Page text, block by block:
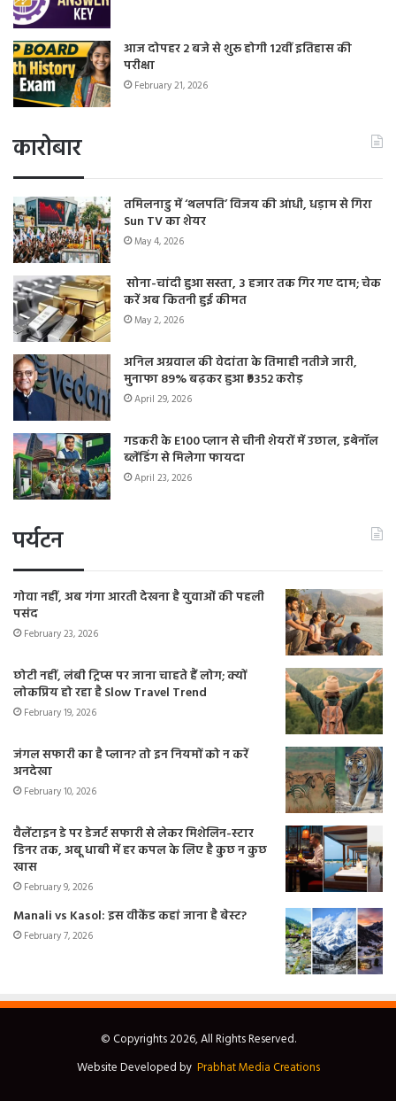
आज दोपहर 2 बजे से शुरू होगी 12वीं इतिहास की
परीक्षा
February 21, 2026
कारोबार
तमिलनाडु में ‘थलपति’ विजय की आंधी, धड़ाम से गिरा
Sun TV का शेयर
May 4, 2026
सोना-चांदी हुआ सस्ता, 3 हजार तक गिर गए दाम; चेक
करें अब कितनी हुई कीमत
May 2, 2026
अनिल अग्रवाल की वेदांता के तिमाही नतीजे जारी,
मुनाफा 89% बढ़कर हुआ ₹9352 करोड़
April 29, 2026
गडकरी के E100 प्लान से चीनी शेयरों में उछाल, इथेनॉल
ब्लेंडिंग से मिलेगा फायदा
April 23, 2026
पर्यटन
गोवा नहीं, अब गंगा आरती देखना है युवाओं की पहली
पसंद
February 23, 2026
छोटी नहीं, लंबी ट्रिप्स पर जाना चाहते हैं लोग; क्यों
लोकप्रिय हो रहा है Slow Travel Trend
February 19, 2026
जंगल सफारी का है प्लान? तो इन नियमों को न करें
अनदेखा
February 10, 2026
वैलेंटाइन डे पर डेजर्ट सफारी से लेकर मिशेलिन-स्टार
डिनर तक, अबू धाबी में हर कपल के लिए है कुछ न कुछ
खास
February 9, 2026
Manali vs Kasol: इस वीकेंड कहां जाना है बेस्ट?
February 7, 2026
© Copyrights 2026, All Rights Reserved.
Website Developed by Prabhat Media Creations